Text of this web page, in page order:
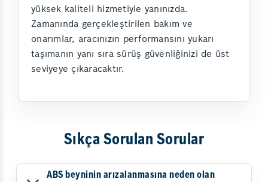
yüksek kaliteli hizmetiyle yanınızda.
Zamanında gerçekleştirilen bakım ve
onarımlar, aracınızın performansını yukarı
taşımanın yanı sıra sürüş güvenliğinizi de üst
seviyeye çıkaracaktır.
Sıkça Sorulan Sorular
ABS beyninin arızalanmasına neden olan